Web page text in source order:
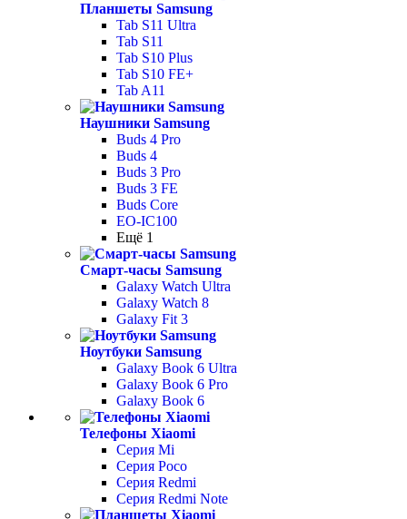
Планшеты Samsung
Tab S11 Ultra
Tab S11
Tab S10 Plus
Tab S10 FE+
Tab A11
Наушники Samsung
Buds 4 Pro
Buds 4
Buds 3 Pro
Buds 3 FE
Buds Core
EO-IC100
Ещё 1
Смарт-часы Samsung
Galaxy Watch Ultra
Galaxy Watch 8
Galaxy Fit 3
Ноутбуки Samsung
Galaxy Book 6 Ultra
Galaxy Book 6 Pro
Galaxy Book 6
Телефоны Xiaomi
Серия Mi
Серия Poco
Серия Redmi
Серия Redmi Note